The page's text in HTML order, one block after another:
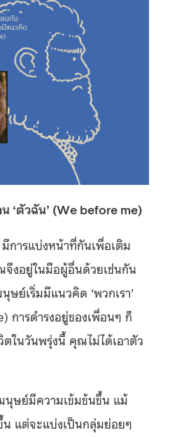
‘ตัวฉัน’ (We before me)
การแบ่งหน้าที่กันเพื่อเติม
งอยู่ในมือผู้อื่นด้วยเช่นกัน
ย์เริ่มมีแนวคิด ‘พวกเรา’
การดำรงอยู่ของเพื่อนๆ ก็
ในวันพรุ่งนี้ คุณไม่ได้เอาตัว
นุษย์มีความเข้มข้นขึ้น แม้
น แต่จะแบ่งเป็นกลุ่มย่อยๆ